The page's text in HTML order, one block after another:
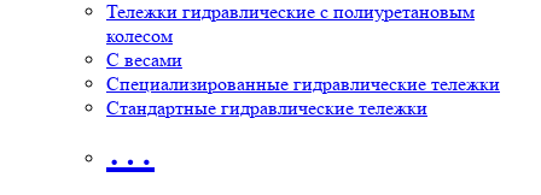
Тележки гидравлические с полиуретановым
колесом
С весами
Специализированные гидравлические тележки
Стандартные гидравлические тележки
…